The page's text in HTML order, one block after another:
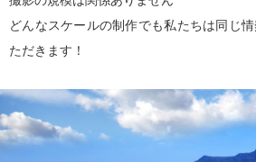
どんなスケールの制作でも私たちは同じ
ただきます！